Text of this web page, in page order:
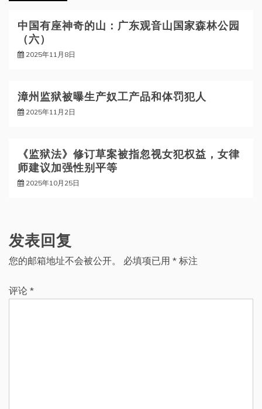
中国有座神奇的山：广东观音山国家森林公园
（六）
2025年11月8日
漳州监狱被曝生产奴工产品和体罚犯人
2025年11月2日
《监狱法》修订草案被指忽视女犯权益，女律
师建议加强性别平等
2025年10月25日
发表回复
您的邮箱地址不会被公开。 必填项已用 * 标注
评论 *